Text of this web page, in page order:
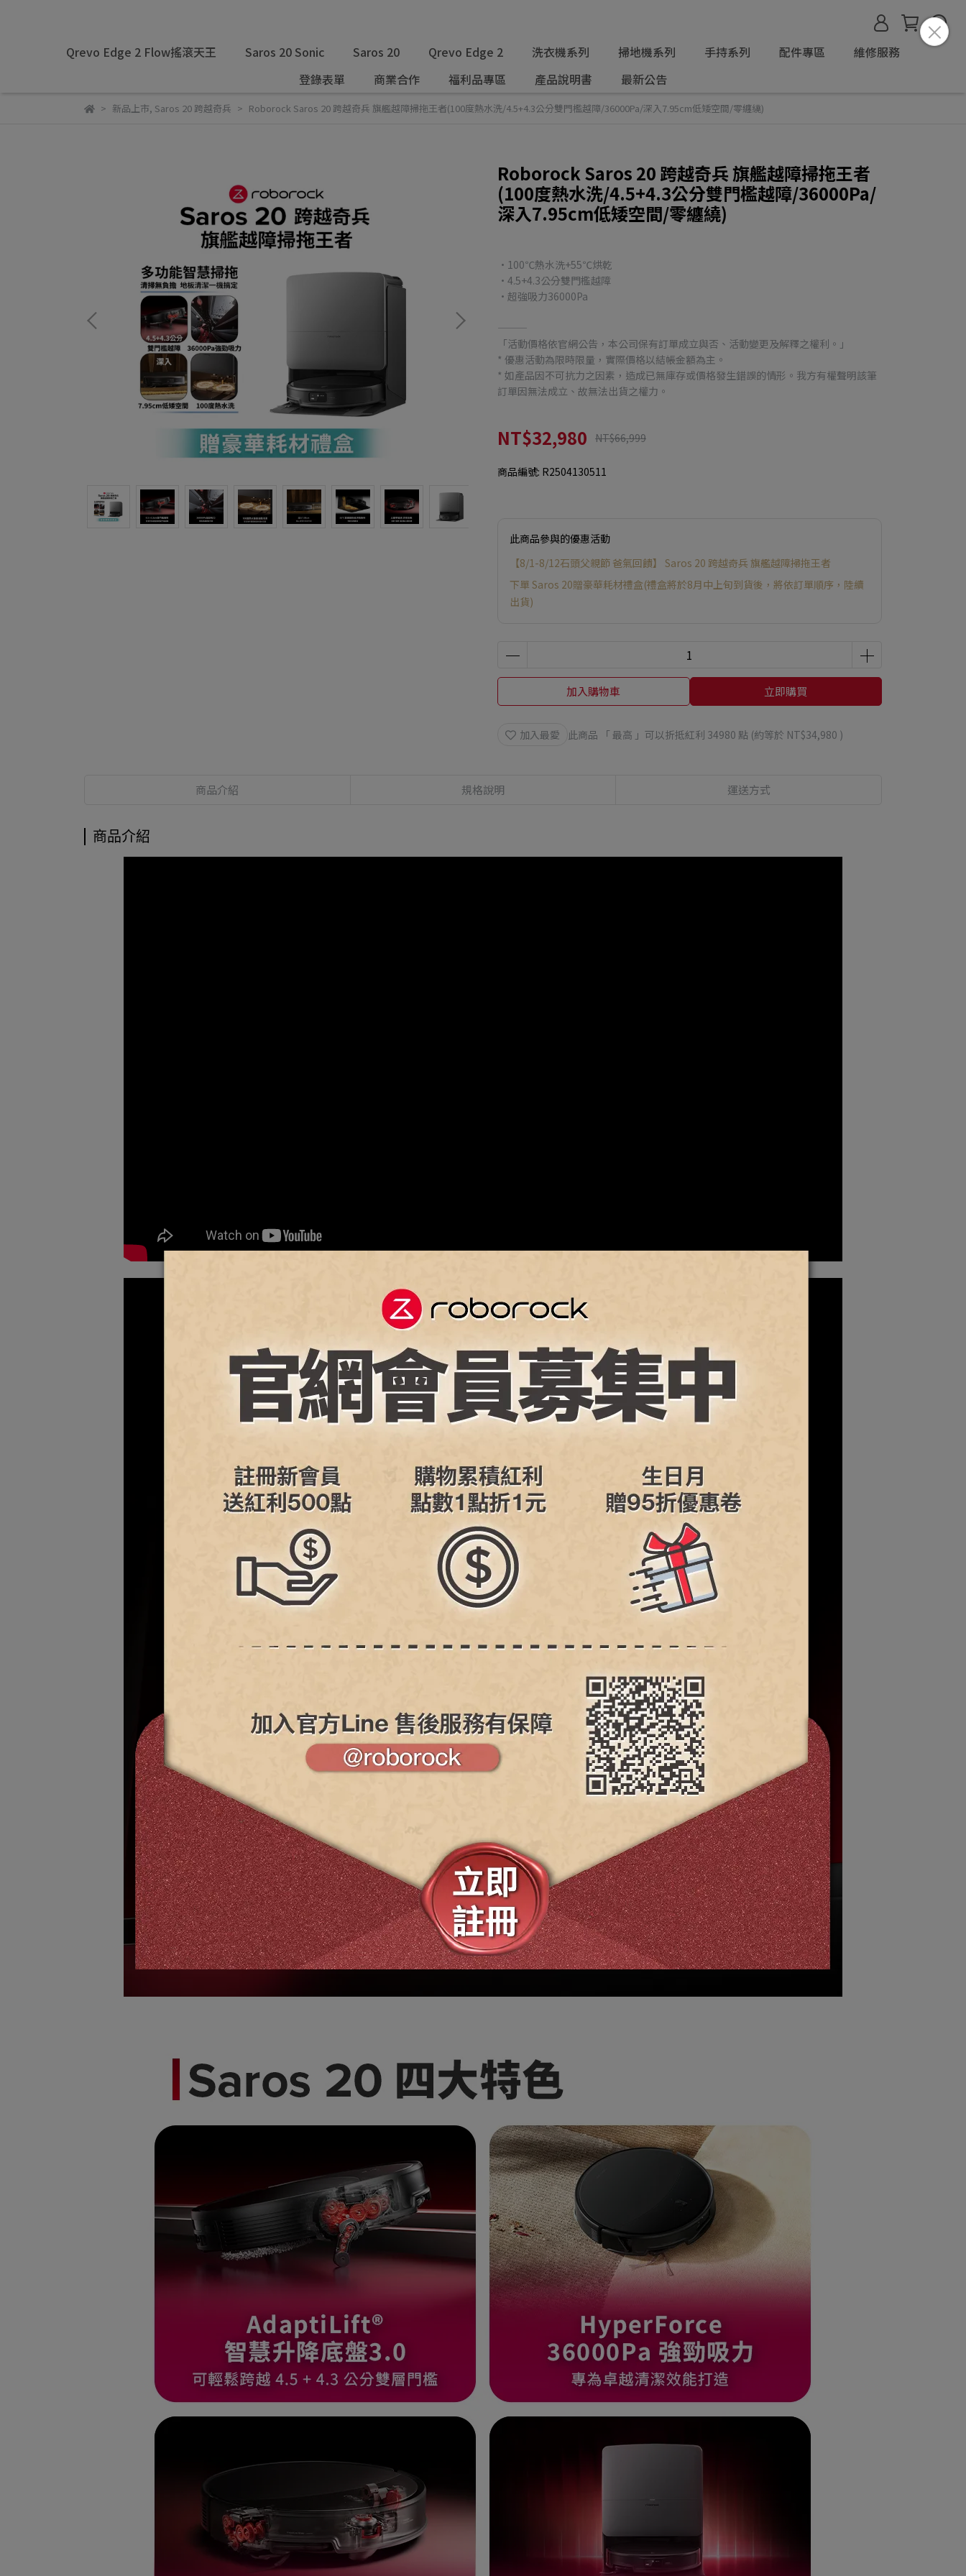
Qrevo Edge 2 Flow搖滾天王 Saros 20 Sonic Saros 20 Qrevo Edge 2 洗衣機系列 掃地機系列 手持系列 配件專區
維修服務
登錄表單
商業合作 福利品專區 產品說明書 最新公告
新品上市, Saros 20 跨越奇兵 Roborock Saros 20 跨越奇兵 旗艦越障掃拖王者(100度熱水洗/4.5+4.3公分雙門檻越障/36000Pa/深入7.95cm低矮空間/零纏繞)
Roborock Saros 20 跨越奇兵 旗艦越障掃拖王者
(100度熱水洗/4.5+4.3公分雙門檻越障/36000Pa/
深入7.95cm低矮空間/零纏繞)
•100℃熱水洗+55℃烘乾
•4.5+4.3公分雙門檻越障
•超強吸力36000Pa
———
「活動價格依官網公告，本公司保有訂單成立與否、活動變更及解釋之權利。」
* 優惠活動為限時限量，實際價格以結帳金額為主。
* 如產品因不可抗力之因素，造成已無庫存或價格發生錯誤的情形。我方有權聲明該筆
訂單因無法成立、故無法出貨之權力。
NT$32,980 NT$66,999
商品編號: R2504130511
此商品參與的優惠活動
【8/1-8/12石頭父親節 爸氣回饋】 Saros 20 跨越奇兵 旗艦越障掃拖王者
下單 Saros 20贈豪華耗材禮盒(禮盒將於8月中上旬到貨後，將依訂單順序，陸續
出貨)
加入購物車 立即購買
加入最愛 此商品 「 最高 」可以折抵紅利 34980 點 (約等於 NT$34,980 )
商品介紹 規格說明 運送方式
商品介紹